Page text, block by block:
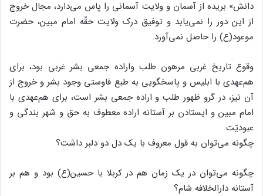
دانش» بریده از آسمان و ولایت آسمانی را پاس می‌دارد، مجال خروج
از این دور را نمی‌یابد و توفیق درک ولایت حقّه امام مبین، حضرت
موعود(ع) را حاصل نمی‌آورد.
وقوع تاریخ غربی مرهون طلب واراده جمعی بشر غربی بود، برای
هم‌عهدی با ابلیس و پاسخگویی به طبع فاوستی وجود بشر و خروج از
آن نیز، در گرو ظهور طلب و اراده جمعی بشر است، برای هم‌عهدی با
امام مبین و ایستادن بر آستانه اراده معطوف به حق و شهر بندگی و
عبودیّت.
چگونه می‌توان به قول معروف با یک دل دو دلبر داشت؟
چگونه می‌توان در یک زمان هم در کربلا با حسین(ع) بود و هم بر
آستانه دارالخلافه شام؟